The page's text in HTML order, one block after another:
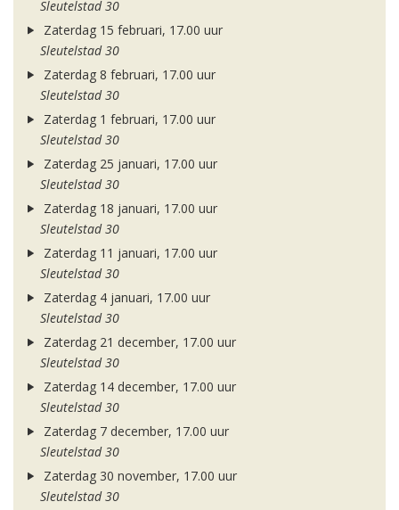
Sleutelstad 30
Zaterdag 15 februari, 17.00 uur
Sleutelstad 30
Zaterdag 8 februari, 17.00 uur
Sleutelstad 30
Zaterdag 1 februari, 17.00 uur
Sleutelstad 30
Zaterdag 25 januari, 17.00 uur
Sleutelstad 30
Zaterdag 18 januari, 17.00 uur
Sleutelstad 30
Zaterdag 11 januari, 17.00 uur
Sleutelstad 30
Zaterdag 4 januari, 17.00 uur
Sleutelstad 30
Zaterdag 21 december, 17.00 uur
Sleutelstad 30
Zaterdag 14 december, 17.00 uur
Sleutelstad 30
Zaterdag 7 december, 17.00 uur
Sleutelstad 30
Zaterdag 30 november, 17.00 uur
Sleutelstad 30